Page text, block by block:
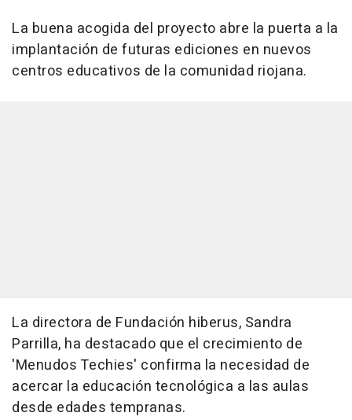
La buena acogida del proyecto abre la puerta a la
implantación de futuras ediciones en nuevos
centros educativos de la comunidad riojana.
La directora de Fundación hiberus, Sandra
Parrilla, ha destacado que el crecimiento de
'Menudos Techies' confirma la necesidad de
acercar la educación tecnológica a las aulas
desde edades tempranas.